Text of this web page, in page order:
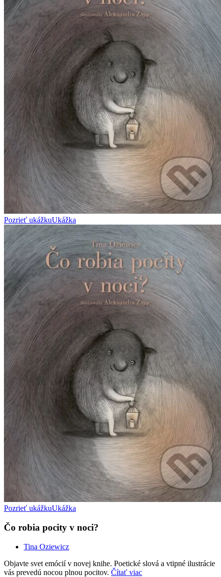
Pozrieť ukážkuUkážka
Pozrieť ukážkuUkážka
Čo robia pocity v noci?
Tina Oziewicz
Objavte svet emócií v novej knihe. Poetické slová a vtipné ilustrácie
vás prevedú nocou plnou pocitov. Čítať viac